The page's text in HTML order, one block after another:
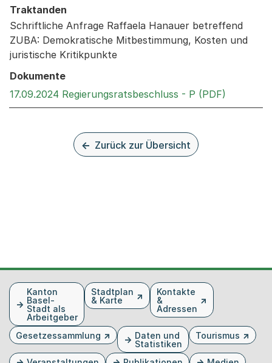
Traktanden
Schriftliche Anfrage Raffaela Hanauer betreffend
ZUBA: Demokratische Mitbestimmung, Kosten und
juristische Kritikpunkte
Dokumente
17.09.2024 Regierungsratsbeschluss - P (PDF)
Zurück zur Übersicht
FusszeileKanton
Basel-
Stadt als
Arbeitgeber
Stadtplan
& Karte
Kontakte
&
Adressen
Gesetzessammlung
Daten und
Statistiken
Tourismus